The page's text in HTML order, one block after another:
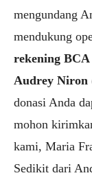
mengundang
mendukung
rekening BCA
Audrey Niron
donasi Anda
mohon
kami, Maria
Sedikit dari